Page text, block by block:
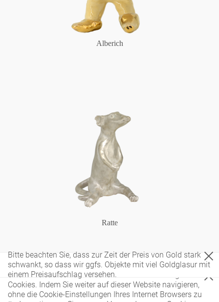
Alberich
Ratte
Diese Website verwendet nur technisch notwendige
Cookies. Indem Sie weiter auf dieser Website navigieren,
ohne die Cookie-Einstellungen Ihres Internet Browsers zu
Bitte beachten Sie, dass zur Zeit der Preis von Gold stark
schwankt, so dass wir ggfs. Objekte mit viel Goldglasur mit
einem Preisaufschlag versehen.